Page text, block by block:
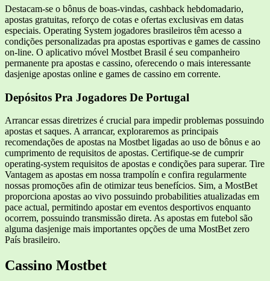
Destacam-se o bônus de boas-vindas, cashback hebdomadario,
apostas gratuitas, reforço de cotas e ofertas exclusivas em datas
especiais. Operating System jogadores brasileiros têm acesso a
condições personalizadas pra apostas esportivas e games de cassino
on-line. O aplicativo móvel Mostbet Brasil é seu companheiro
permanente pra apostas e cassino, oferecendo o mais interessante
dasjenige apostas online e games de cassino em corrente.
Depósitos Pra Jogadores De Portugal
Arrancar essas diretrizes é crucial para impedir problemas possuindo
apostas et saques. A arrancar, exploraremos as principais
recomendações de apostas na Mostbet ligadas ao uso de bônus e ao
cumprimento de requisitos de apostas. Certifique-se de cumprir
operating-system requisitos de apostas e condições para superar. Tire
Vantagem as apostas em nossa trampolín e confira regularmente
nossas promoções afin de otimizar teus benefícios. Sim, a MostBet
proporciona apostas ao vivo possuindo probabilities atualizadas em
pace actual, permitindo apostar em eventos desportivos enquanto
ocorrem, possuindo transmissão direta. As apostas em futebol são
alguma dasjenige mais importantes opções de uma MostBet zero
País brasileiro.
Cassino Mostbet